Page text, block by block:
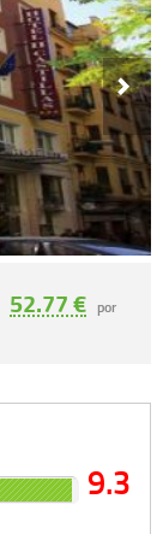
52.77 € por
9.3